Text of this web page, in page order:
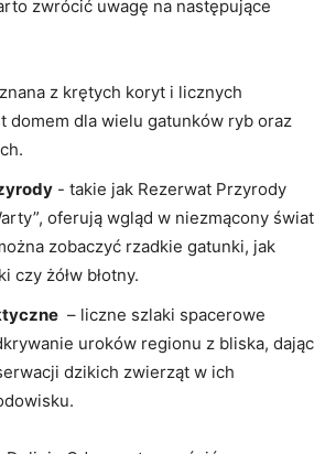
zwrócić uwagę na⁣ następujące
z krętych koryt i licznych
domem dla ⁤wielu gatunków ryb oraz
⁤- takie jak Rezerwat Przyrody
oferują wgląd w niezmącony świat
zobaczyć rzadkie gatunki,⁣ jak
czy‌ żółw błotny.
⁤ – liczne szlaki ‌spacerowe
‍uroków regionu z‍ bliska,⁣ dając
dzikich zwierząt w ⁢ich